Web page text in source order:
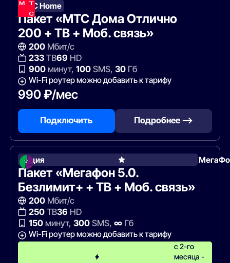
МТС Home
Пакет «МТС Дома Отлично
200 + ТВ + Моб. связь»
200Мбит/с
233ТВ69 HD
900минут, 100SMS, 30Гб
Wi-Fi роутер можно добавить к тарифу
990 ₽/мес
Подключить Подробнее —>
Акция
Пакет «Мегафон 5.0.
Безлимит+ + ТВ + Моб. связь»
200Мбит/с
250ТВ36 HD
150минут, 300SMS, ∞Гб
Wi-Fi роутер можно добавить к тарифу
с 2-го
месяца -